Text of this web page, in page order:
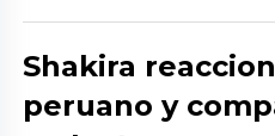
Shakira
peruano y